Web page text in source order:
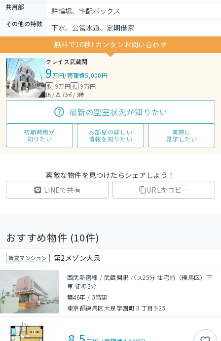
共用部 駐輪場、宅配ボックス
その他の特徴
下水、公営水道、定期借家
無料で10秒! カンタンお問い合わせ
クレイス武蔵関
9万円/管理費5,000円
敷 9万円礼 9万円
1K / 25.73㎡ / 3階
最新の空室状況が知りたい
初期費用が
知りたい
お部屋の詳しい
情報を知りたい
実際に
見学したい
素敵な物件を見つけたらシェアしよう！
LINEで共有
URLをコピー
おすすめ物件 (10件)
賃貸マンション 第2メゾン大泉
西武新宿線 / 武蔵関駅 バス25分 住宅前（練馬区）下
車 徒歩3分
築46年 / 3階建
東京都練馬区大泉学園町３丁目3-23